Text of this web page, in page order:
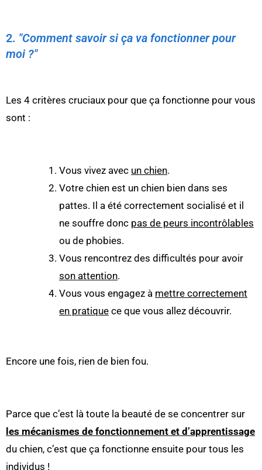
2. "Comment savoir si ça va fonctionner pour
moi ?"
Les 4 critères cruciaux pour que ça fonctionne pour vous
sont :
Vous vivez avec un chien.
Votre chien est un chien bien dans ses
pattes. Il a été correctement socialisé et il
ne souffre donc pas de peurs incontrôlables
ou de phobies.
Vous rencontrez des difficultés pour avoir
son attention.
Vous vous engagez à mettre correctement
en pratique ce que vous allez découvrir.
Encore une fois, rien de bien fou.
Parce que c’est là toute la beauté de se concentrer sur
les mécanismes de fonctionnement et d’apprentissage
du chien, c’est que ça fonctionne ensuite pour tous les
individus !